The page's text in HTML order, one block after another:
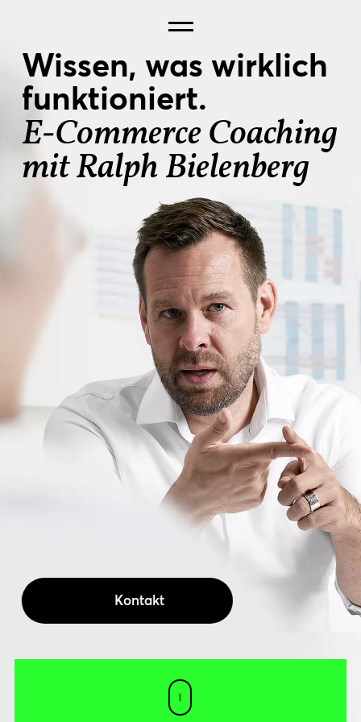
MENU
BERATUNG
LEISTUNGEN
FOERDERUNG
AGENTURCHECK
KONTAKT
Wissen, was wirklich
funktioniert.
E‑Commerce Coaching
mit Ralph Bielenberg
Kontakt